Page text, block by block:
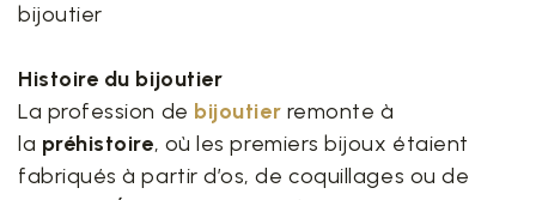
bijoutier
Histoire du bijoutier
La profession de bijoutier remonte à
la préhistoire, où les premiers bijoux étaient
fabriqués à partir d’os, de coquillages ou de